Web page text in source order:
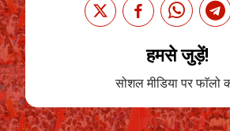
हमसे जुड़ें!
सोशल मीडिया पर फाॅलो